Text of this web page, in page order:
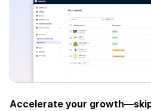
Accelerate your